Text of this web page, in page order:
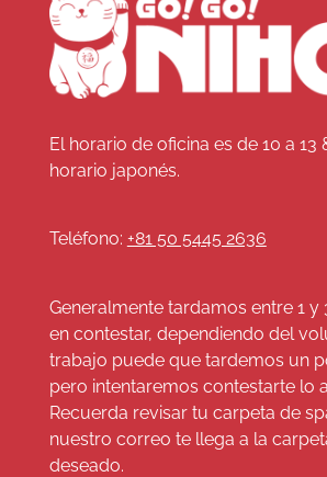
El horario de oficina es de 10 a 13
horario japonés.
Teléfono: +81 50 5445 2636
Generalmente tardamos entre 1 y
en contestar, dependiendo del
trabajo puede que tardemos un
pero intentaremos contestarte lo
Recuerda revisar tu carpeta de
nuestro correo te llega a la
deseado.